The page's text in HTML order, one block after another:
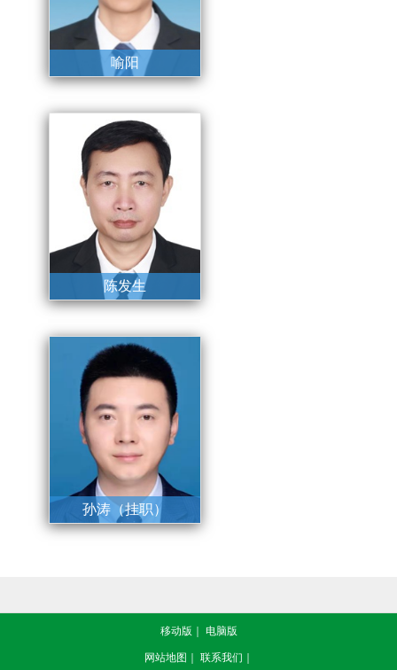
喻阳
党委委员、副主任
陈发生
驻三亚市卫生健康委组
高级监察官
孙涛（挂职）
副主任（挂职）
移动版 ｜ 电脑版
网站地图 ｜ 联系我们 ｜